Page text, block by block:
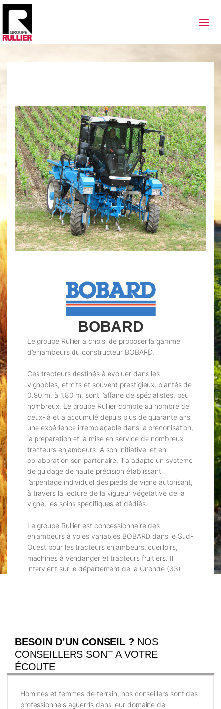
BOBARD
Le groupe Rullier a choisi de proposer la gamme
d’enjambeurs du constructeur BOBARD.
Ces tracteurs destinés à évoluer dans les
vignobles, étroits et souvent prestigieux, plantés de
0.90 m. à 1.80 m. sont l’affaire de spécialistes, peu
nombreux. Le groupe Rullier compte au nombre de
ceux-là et a accumulé depuis plus de quarante ans
une expérience irremplaçable dans la préconisation,
la préparation et la mise en service de nombreux
tracteurs enjambeurs. A son initiative, et en
collaboration son partenaire, il a adapté un système
de guidage de haute précision établissant
l’arpentage individuel des pieds de vigne autorisant,
à travers la lecture de la vigueur végétative de la
vigne, les soins spécifiques et dédiés.
Le groupe Rullier est concessionnaire des
enjambeurs à voies variables BOBARD dans le Sud-
Ouest pour les tracteurs enjambeurs, cueilloirs,
machines à vendanger et tracteurs fruitiers. Il
intervient sur le département de la Gironde (33)
BESOIN D’UN CONSEIL ? NOS
CONSEILLERS SONT A VOTRE
ÉCOUTE
Hommes et femmes de terrain, nos conseillers sont des
professionnels aguerris dans leur domaine de